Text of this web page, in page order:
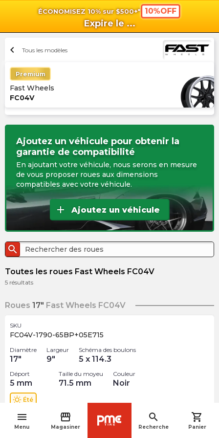
ÉCONOMISEZ 10% sur $500+* 10%OFF
Expire le ...
menu
Menu
storefront
Magasiner
search
Recherche
shopping_cart
Panier
chevron_left Tous les modèles
Premium
Fast Wheels
FC04V
Ajoutez un véhicule pour obtenir la
garantie de compatibilité
En ajoutant votre véhicule, nous serons en mesure
de vous proposer roues aux dimensions
compatibles avec votre véhicule.
add Ajoutez un véhicule
search
Toutes les roues Fast Wheels FC04V
5 résultats
Roues 17" Fast Wheels FC04V
SKU
FC04V-1790-65BP+05E715
Diamètre
17"
Largeur
9"
Schéma des boulons
5 x 114.3
Déport
5 mm
Taille du moyeu
71.5 mm
Couleur
Noir
wb_sunny Été
293.99
1 En inventaire
arrow_forward
navigate_before